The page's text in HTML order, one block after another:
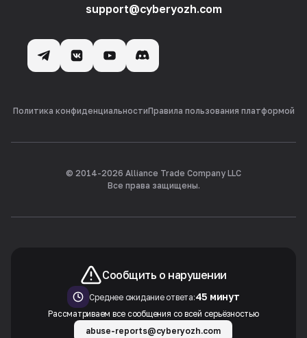
support@cyberyozh.com
Политика конфиденциальностиПравила пользования платформой
© 2014-2026 Alliance Trade Company LLC
Все права защищены.
Сообщить о нарушении
Среднее ожидание ответа:45 минут
Рассматриваем все сообщения со всей серьёзностью
abuse-reports@cyberyozh.com